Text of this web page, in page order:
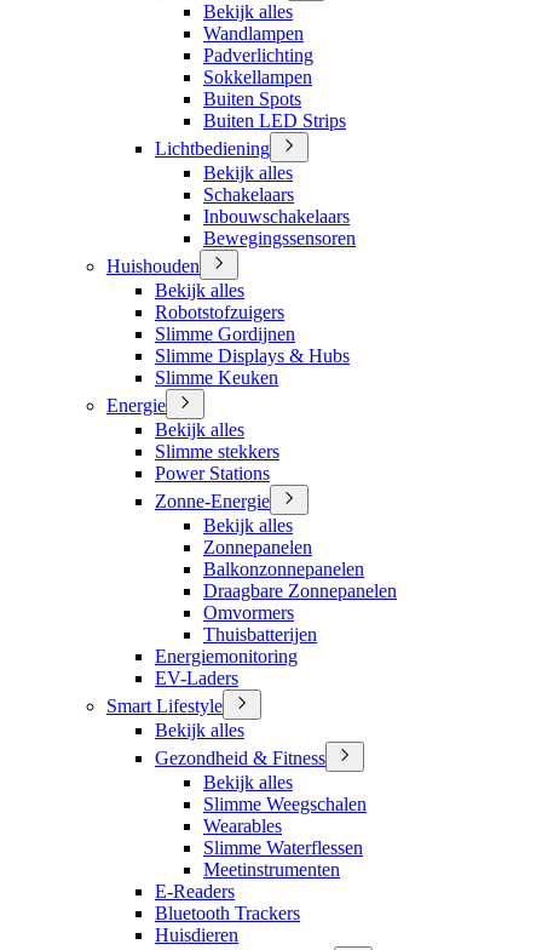
Bekijk alles
Wandlampen
Padverlichting
Sokkellampen
Buiten Spots
Buiten LED Strips
Lichtbediening
Bekijk alles
Schakelaars
Inbouwschakelaars
Bewegingssensoren
Huishouden
Bekijk alles
Robotstofzuigers
Slimme Gordijnen
Slimme Displays & Hubs
Slimme Keuken
Energie
Bekijk alles
Slimme stekkers
Power Stations
Zonne-Energie
Bekijk alles
Zonnepanelen
Balkonzonnepanelen
Draagbare Zonnepanelen
Omvormers
Thuisbatterijen
Energiemonitoring
EV-Laders
Smart Lifestyle
Bekijk alles
Gezondheid & Fitness
Bekijk alles
Slimme Weegschalen
Wearables
Slimme Waterflessen
Meetinstrumenten
E-Readers
Bluetooth Trackers
Huisdieren